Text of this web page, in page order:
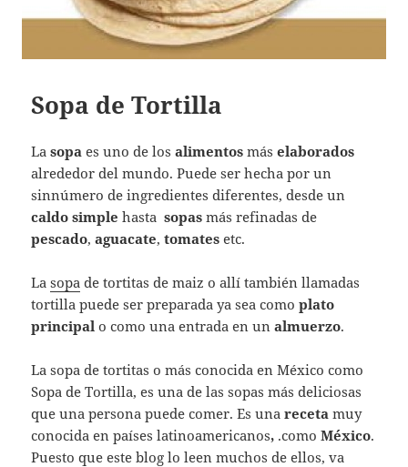
Sopa de Tortilla
Lasopa es uno de losalimentos máselaborados
alrededor del mundo. Puede ser hecha por un
sinnúmero de ingredientes diferentes, desde un
caldo simple hastasopas más refinadas de
pescado,aguacate,tomates etc.
Lasopa de tortitas de maiz o allí también llamadas
tortilla puede ser preparada ya sea comoplato
principal o como una entrada en unalmuerzo.
La sopa de tortitas o más conocida en México como
Sopa de Tortilla, es una de las sopas más deliciosas
que una persona puede comer. Es unareceta muy
conocida en países latinoamericanos, .comoMéxico.
Puesto que este blog lo leen muchos de ellos, va